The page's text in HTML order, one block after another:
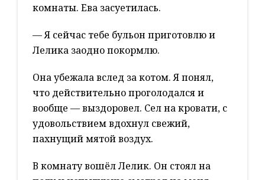
комнаты. Ева засуетилась.
— Я сейчас тебе бульон приготовлю и
Лелика заодно покормлю.
Она убежала вслед за котом. Я понял,
что действительно проголодался и
вообще — выздоровел. Сел на кровати, с
удовольствием вдохнул свежий,
пахнущий мятой воздух.
В комнату вошёл Лелик. Он стоял на